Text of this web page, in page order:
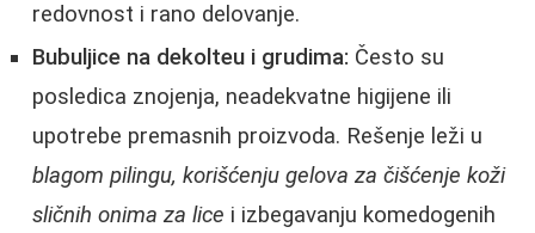
redovnost i rano delovanje.
Bubuljice na dekolteu i grudima: Često su
posledica znojenja, neadekvatne higijene ili
upotrebe premasnih proizvoda. Rešenje leži u
blagom pilingu, korišćenju gelova za čišćenje koži
sličnih onima za lice i izbegavanju komedogenih